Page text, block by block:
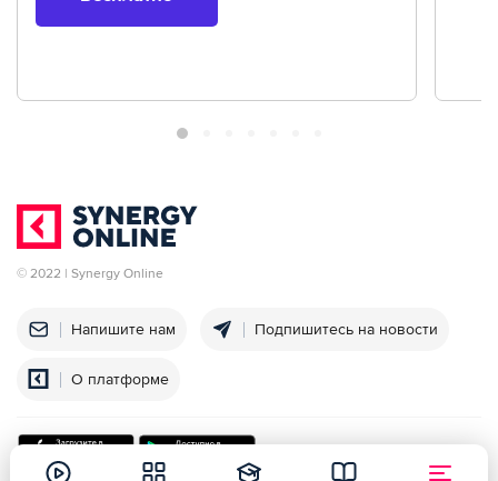
© 2022 | Synergy Online
Напишите нам Подпишитесь на новости
О платформе